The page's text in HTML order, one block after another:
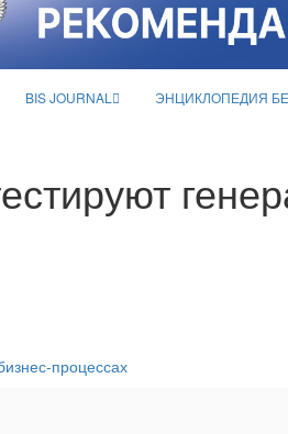
BIS JOURNAL ЭНЦИКЛОПЕДИЯ
процессах